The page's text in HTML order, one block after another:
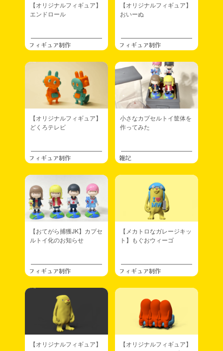
【オリジナルフィギュア】
エンドロール
フィギュア制作
【オリジナルフィギュア】
おいーぬ
フィギュア制作
【オリジナルフィギュア】
どくろテレビ
フィギュア制作
小さなカプセルトイ筐体を
作ってみた
雑記
【おてがら捕獲JK】カプセ
ルトイ化のお知らせ
フィギュア制作
【メカトロなガレージキッ
ト】もぐおウィーゴ
フィギュア制作
【オリジナルフィギュア】
【オリジナルフィギュア】